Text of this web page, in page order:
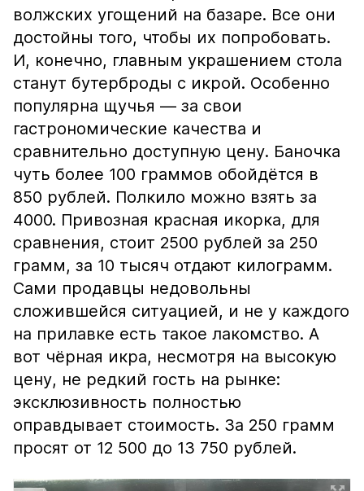
волжских угощений на базаре. Все они
достойны того, чтобы их попробовать.
И, конечно, главным украшением стола
станут бутерброды с икрой. Особенно
популярна щучья — за свои
гастрономические качества и
сравнительно доступную цену. Баночка
чуть более 100 граммов обойдётся в
850 рублей. Полкило можно взять за
4000. Привозная красная икорка, для
сравнения, стоит 2500 рублей за 250
грамм, за 10 тысяч отдают килограмм.
Сами продавцы недовольны
сложившейся ситуацией, и не у каждого
на прилавке есть такое лакомство. А
вот чёрная икра, несмотря на высокую
цену, не редкий гость на рынке:
эксклюзивность полностью
оправдывает стоимость. За 250 грамм
просят от 12 500 до 13 750 рублей.